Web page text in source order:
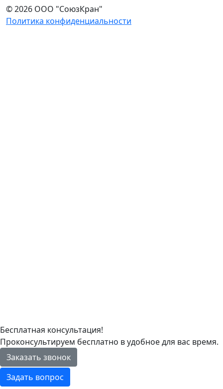
© 2026 ООО "СоюзКран"
Политика конфиденциальности
Бесплатная консультация!
Проконсультируем бесплатно в удобное для вас время.
Заказать звонок
Задать вопрос